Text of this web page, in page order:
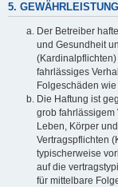
5. GEWÄHRLEISTUNG
Der Betreiber
und Gesundheit
fahrlässiges
Folgeschäden
Die Haftung ist
grob fahrlässigem
Leben, Körper
Vertragspflichten
typischerweise
auf die
für mittelbare